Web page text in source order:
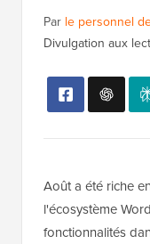
Par le personnel
Divulgation aux
Août a été riche
l'écosystème
fonctionnalités